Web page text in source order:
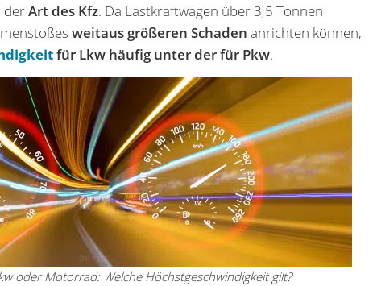
derArt des Kfz. Da Lastkraftwagen über 3,5 Tonnen
weitaus größeren Schaden anrichten können,
für Lkw häufig unter der für Pkw.
oder Motorrad: Welche Höchstgeschwindigkeit gilt?